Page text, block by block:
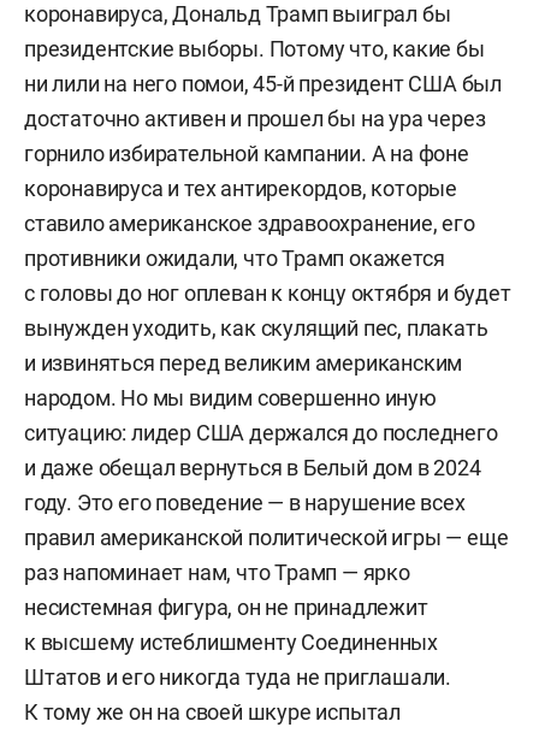
коронавируса, Дональд Трамп выиграл бы
президентские выборы. Потому что, какие бы
ни лили на него помои, 45-й президент США был
достаточно активен и прошел бы на ура через
горнило избирательной кампании. А на фоне
коронавируса и тех антирекордов, которые
ставило американское здравоохранение, его
противники ожидали, что Трамп окажется
с головы до ног оплеван к концу октября и будет
вынужден уходить, как скулящий пес, плакать
и извиняться перед великим американским
народом. Но мы видим совершенно иную
ситуацию: лидер США держался до последнего
и даже обещал вернуться в Белый дом в 2024
году. Это его поведение — в нарушение всех
правил американской политической игры — еще
раз напоминает нам, что Трамп — ярко
несистемная фигура, он не принадлежит
к высшему истеблишменту Соединенных
Штатов и его никогда туда не приглашали.
К тому же он на своей шкуре испытал